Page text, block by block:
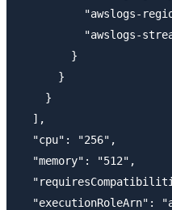
"awslogs-
"awslogs-
        }
      }
    }
  ],
  "cpu": "256",
  "memory": "512",
"executionRoleArn":